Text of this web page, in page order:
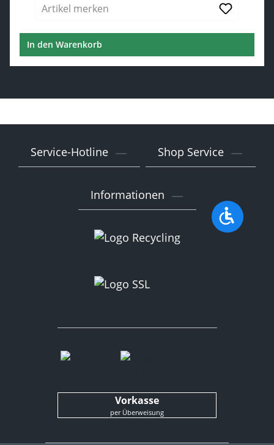
Artikel merken
In den Warenkorb
Service-Hotline Shop Service
Informationen
Vorkasse
per Überweisung